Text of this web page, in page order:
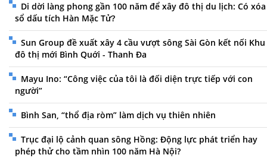
Di dời làng phong gần 100 năm để xây đô thị du lịch: Có xóa
sổ dấu tích Hàn Mặc Tử?
Sun Group đề xuất xây 4 cầu vượt sông Sài Gòn kết nối Khu
đô thị mới Bình Quới - Thanh Đa
Mayu Ino: “Công việc của tôi là đối diện trực tiếp với con
người”
Bình San, “thổ địa ròm” làm dịch vụ thiên nhiên
Trục đại lộ cảnh quan sông Hồng: Động lực phát triển hay
phép thử cho tầm nhìn 100 năm Hà Nội?